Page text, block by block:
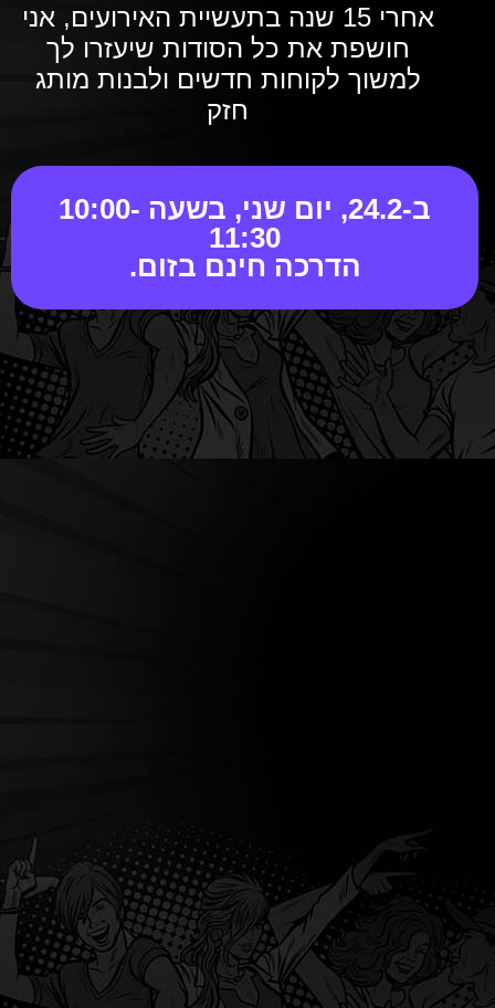
אחרי 15 שנה בתעשיית האירועים, אני
חושפת את כל הסודות שיעזרו לך
למשוך לקוחות חדשים ולבנות מותג
חזק
ב-24.2, יום שני, בשעה 10:00-
11:30
הדרכה חינם בזום.